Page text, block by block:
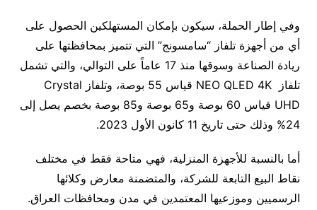
وفي إطار الحملة، سيكون بإمكان المستهلكين الحصول على
أي من أجهزة تلفاز “سامسونج” التي تتميز بمحافظتها على
ريادة الصناعة وسوقها منذ 17 عاماً على التوالي، والتي تشمل
تلفاز NEO QLED 4K قياس 55 بوصة، وتلفاز Crystal
UHD قياس 60 بوصة و65 بوصة و85 بوصة بخصم يصل إلى
24% وذلك حتى تاريخ 11 كانون الأول 2023.
أما بالنسبة للأجهزة المنزلية، فهي متاحة فقط في مختلف
نقاط البيع التابعة للشركة، والمتضمنة معارض وكلائها
الرسميين وموزعيها المعتمدين في مدن ومحافظات العراق.